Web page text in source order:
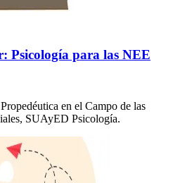
Psicología para las NEE
en el Campo de las
SUAyED Psicología.